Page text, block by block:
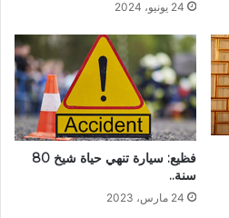
24 يونيو، 2024
فظيع: سيارة تنهي حياة شيخ 80
سنة..
24 مارس، 2023